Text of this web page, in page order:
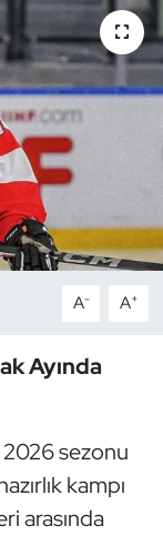
A- A+
Ayında
sezonu
kampı
arasında